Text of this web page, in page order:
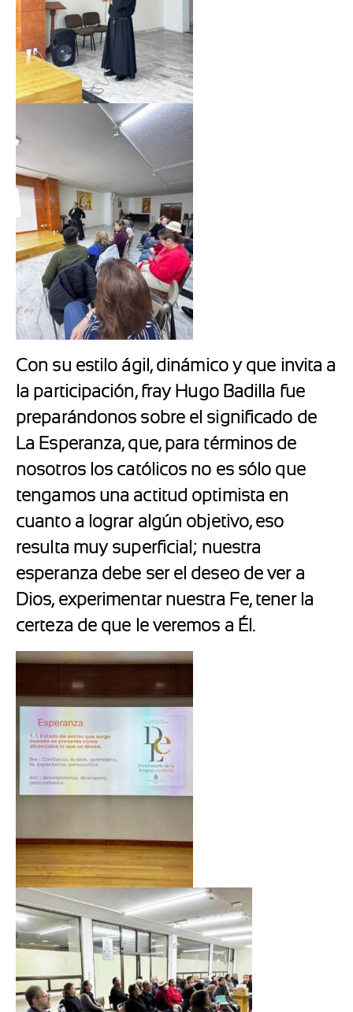
Con su estilo ágil, dinámico y que invita a
la participación, fray Hugo Badilla fue
preparándonos sobre el significado de
La Esperanza, que, para términos de
nosotros los católicos no es sólo que
tengamos una actitud optimista en
cuanto a lograr algún objetivo, eso
resulta muy superficial; nuestra
esperanza debe ser el deseo de ver a
Dios, experimentar nuestra Fe, tener la
certeza de que le veremos a Él.